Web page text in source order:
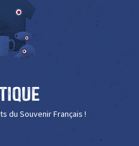
du Souvenir Français !